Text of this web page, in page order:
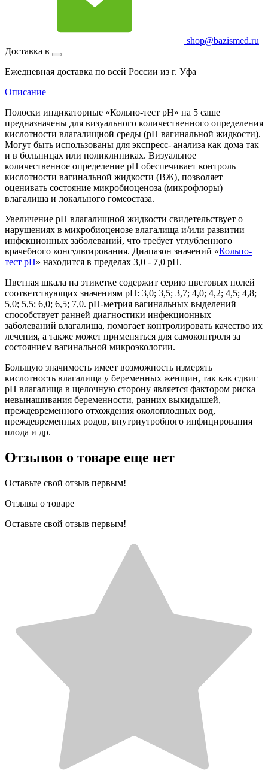
shop@bazismed.ru
Доставка в
Ежедневная доставка по всей России из г. Уфа
Описание
Полоски индикаторные «Кольпо-тест pH» на 5 саше
предназначены для визуального количественного определения
кислотности влагалищной среды (pH вагинальной жидкости).
Могут быть использованы для экспресс- анализа как дома так
и в больницах или поликлиниках. Визуальное
количественное определение pH обеспечивает контроль
кислотности вагинальной жидкости (ВЖ), позволяет
оценивать состояние микробиоценоза (микрофлоры)
влагалища и локального гомеостаза.
Увеличение pH влагалищной жидкости свидетельствует о
нарушениях в микробиоценозе влагалища и/или развитии
инфекционных заболеваний, что требует углубленного
врачебного консультирования. Диапазон значений «Кольпо-
тест pH» находится в пределах 3,0 - 7,0 pH.
Цветная шкала на этикетке содержит серию цветовых полей
соответствующих значениям pH: 3,0; 3,5; 3,7; 4,0; 4,2; 4,5; 4,8;
5,0; 5,5; 6,0; 6,5; 7,0. рН-метрия вагинальных выделений
способствует ранней диагностики инфекционных
заболеваний влагалища, помогает контролировать качество их
лечения, а также может применяться для самоконтроля за
состоянием вагинальной микроэкологии.
Большую значимость имеет возможность измерять
кислотность влагалища у беременных женщин, так как сдвиг
pH влагалища в щелочную сторону является фактором риска
невынашивания беременности, ранних выкидышей,
преждевременного отхождения околоплодных вод,
преждевременных родов, внутриутробного инфицирования
плода и др.
Отзывов о товаре еще нет
Оставьте свой отзыв первым!
Отзывы о товаре
Оставьте свой отзыв первым!